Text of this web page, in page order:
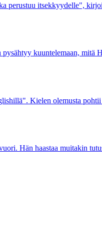
perustuu itsekkyydelle",
kuuntelemaan, mitä
Kielen olemusta
Hän haastaa muitakin